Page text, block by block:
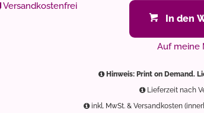
Versandkostenfrei
In den
Auf meine
Hinweis: Print on Demand.
Lieferzeit nach
inkl. MwSt. & Versandkosten